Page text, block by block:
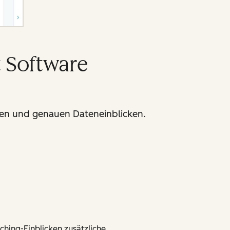
Software
und genauen Dateneinblicken.